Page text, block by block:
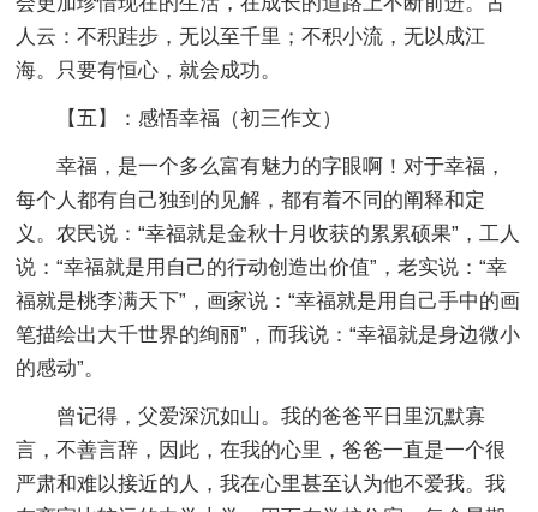
人云：不积跬步，无以至千里；不积小流，无以成江
海。只要有恒心，就会成功。
【五】：感悟幸福 （初三作文）
幸福，是一个多么富有魅力的字眼啊！对于幸福，
每个人都有自己独到的见解，都有着不同的阐释和定
义。农民说：“幸福就是金秋十月收获的累累硕果”，工人
说：“幸福就是用自己的行动创造出价值”，老实说：“幸
福就是桃李满天下”，画家说：“幸福就是用自己手中的画
笔描绘出大千世界的绚丽”，而我说：“幸福就是身边微小
的感动”。
曾记得，父爱深沉如山。我的爸爸平日里沉默寡
言，不善言辞，因此，在我的心里，爸爸一直是一个很
严肃和难以接近的人，我在心里甚至认为他不爱我。我